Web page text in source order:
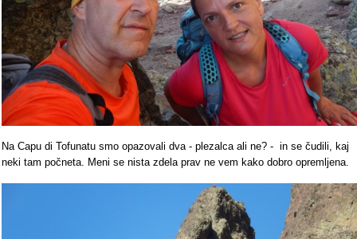
Na Capu di Tofunatu smo opazovali dva - plezalca ali ne? - in se čudili, kaj
neki tam počneta. Meni se nista zdela prav ne vem kako dobro opremljena.